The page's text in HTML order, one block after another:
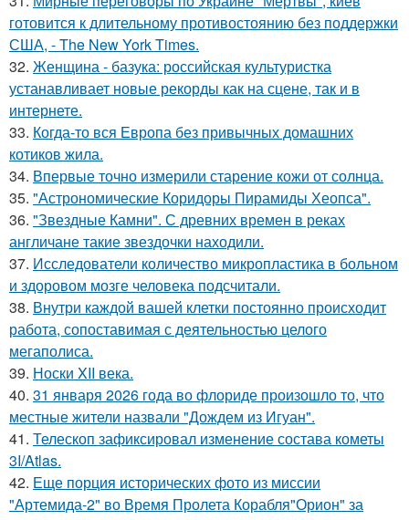
готовится к длительному противостоянию без поддержки
США, - The New York Times.
32. Женщина - базука: российская культуристка
устанавливает новые рекорды как на сцене, так и в
интернете.
33. Когда-то вся Европа без привычных домашних
котиков жила.
34. Впервые точно измерили старение кожи от солнца.
35. "Астрономические Коридоры Пирамиды Хеопса".
36. "Звездные Камни". С древних времен в реках
англичане такие звездочки находили.
37. Исследователи количество микропластика в больном
и здоровом мозге человека подсчитали.
38. Внутри каждой вашей клетки постоянно происходит
работа, сопоставимая с деятельностью целого
мегаполиса.
39. Носки XII века.
40. 31 января 2026 года во флориде произошло то, что
местные жители назвали "Дождем из Игуан".
41. Телескоп зафиксировал изменение состава кометы
3I/Atlas.
42. Еще порция исторических фото из миссии
"Артемида-2" во Время Пролета Корабля"Орион" за